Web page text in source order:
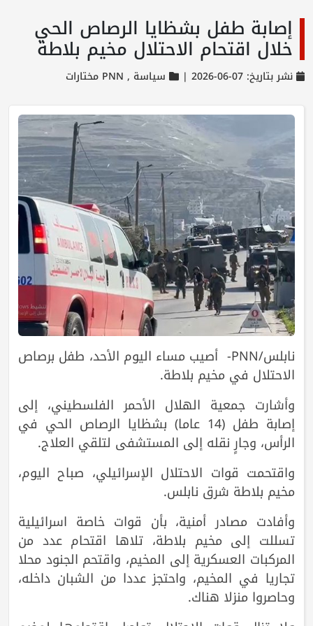
إصابة طفل بشظايا الرصاص الحي
خلال اقتحام الاحتلال مخيم بلاطة
نشر بتاريخ: 07-06-2026 | سياسة , PNN مختارات
نابلس/PNN- أصيب مساء اليوم الأحد، طفل برصاص
الاحتلال في مخيم بلاطة.
وأشارت جمعية الهلال الأحمر الفلسطيني، إلى
إصابة طفل (14 عاما) بشظايا الرصاص الحي في
الرأس، وجارٍ نقله إلى المستشفى لتلقي العلاج.
واقتحمت قوات الاحتلال الإسرائيلي، صباح اليوم،
مخيم بلاطة شرق نابلس.
وأفادت مصادر أمنية، بأن قوات خاصة اسرائيلية
تسللت إلى مخيم بلاطة، تلاها اقتحام عدد من
المركبات العسكرية إلى المخيم، واقتحم الجنود محلا
تجاريا في المخيم، واحتجز عددا من الشبان داخله،
وحاصروا منزلا هناك.